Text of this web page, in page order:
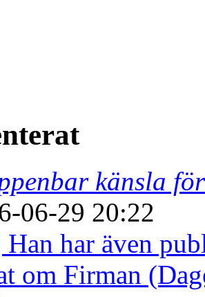
känsla
06-29 20:22
har även
om Firman